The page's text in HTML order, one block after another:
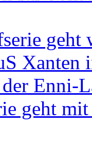
geht
Xanten
Enni-
geht